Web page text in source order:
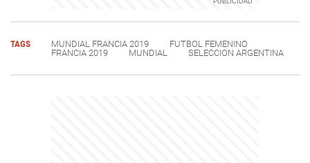
TAGS MUNDIAL FRANCIA 2019
FUTBOL FEMENINO
FRANCIA 2019
MUNDIAL SELECCION ARGENTINA